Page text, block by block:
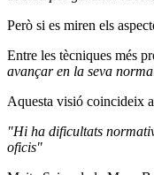
Però si es miren els
Entre les tècniques més
avançar en la seva
Aquesta visió coincideix
"Hi ha dificultats
oficis"